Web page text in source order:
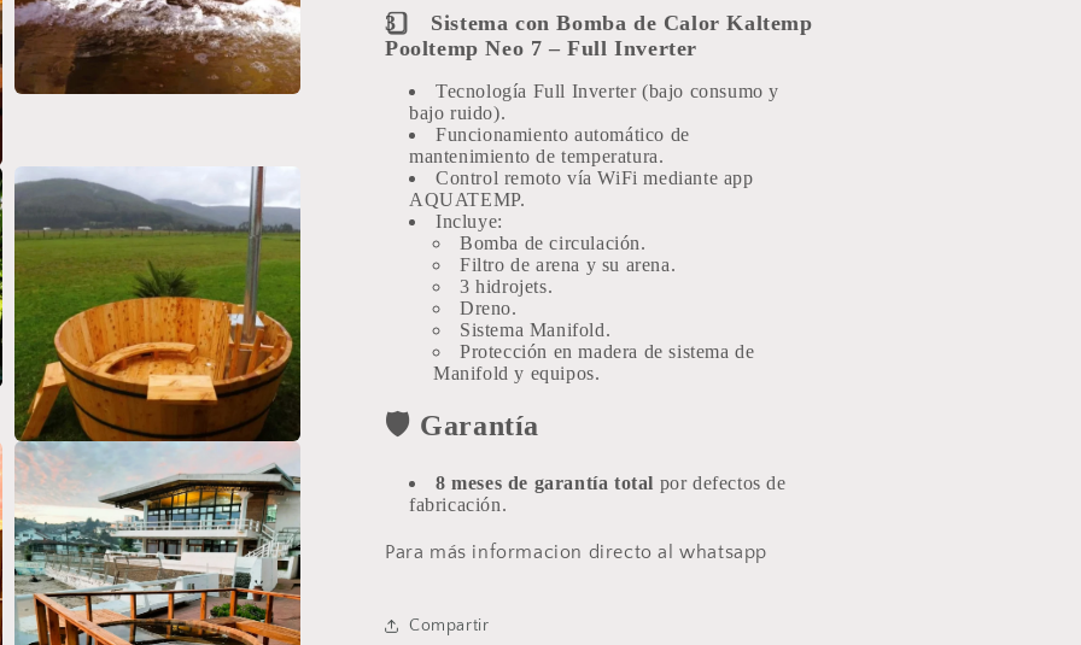
modal
Abrir
elemento
multimedia
15
en
una
ventana
modal
3️
Sistema con Bomba de Calor Kaltemp
Pooltemp Neo 7 – Full Inverter
Tecnología Full Inverter (bajo consumo y
bajo ruido).
Funcionamiento automático de
mantenimiento de temperatura.
Control remoto vía WiFi mediante app
AQUATEMP.
Incluye:
Bomba de circulación.
Filtro de arena y su arena.
3 hidrojets.
Dreno.
Sistema Manifold.
Protección en madera de sistema de
Manifold y equipos.
🛡️ Garantía
8 meses de garantía total por defectos de
fabricación.
Para más informacion directo al whatsapp
Compartir